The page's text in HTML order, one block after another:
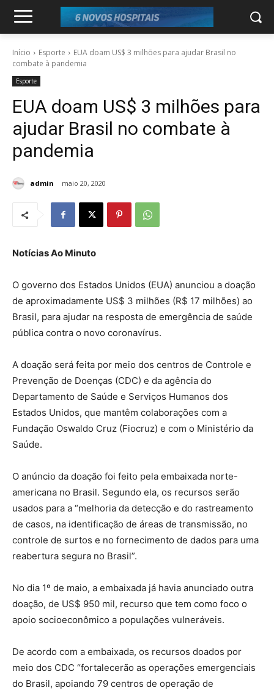
Início Esporte
EUA doam US$ 3 milhões para ajudar Brasil no
combate à pandemia
Esporte
EUA doam US$ 3 milhões para
ajudar Brasil no combate à
pandemia
admin maio 20, 2020
Notícias Ao Minuto
O governo dos Estados Unidos (EUA) anunciou a doação
de aproximadamente US$ 3 milhões (R$ 17 milhões) ao
Brasil, para ajudar na resposta de emergência de saúde
pública contra o novo coronavírus.
A doação será feita por meio dos centros de Controle e
Prevenção de Doenças (CDC) e da agência do
Departamento de Saúde e Serviços Humanos dos
Estados Unidos, que mantêm colaborações com a
Fundação Oswaldo Cruz (Fiocruz) e com o Ministério da
Saúde.
O anúncio da doação foi feito pela embaixada norte-
americana no Brasil. Segundo ela, os recursos serão
usados para a “melhoria da detecção e do rastreamento
de casos, na identificação de áreas de transmissão, no
controle de surtos e no fornecimento de dados para uma
reabertura segura no Brasil”.
No dia 1º de maio, a embaixada já havia anunciado outra
doação, de US$ 950 mil, recurso que tem como foco o
apoio socioeconômico a populações vulneráveis.
De acordo com a embaixada, os recursos doados por
meio dos CDC “fortalecerão as operações emergenciais
do Brasil, apoiando 79 centros de operação de